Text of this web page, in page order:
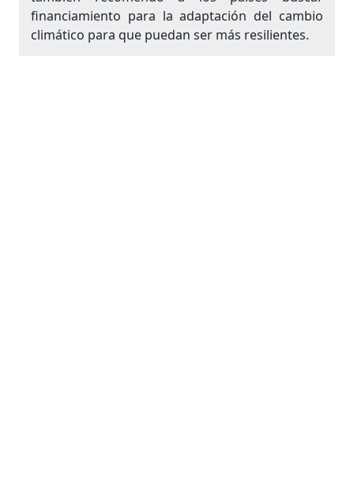
financiamiento para la adaptación del cambio
climático para que puedan ser más resilientes.